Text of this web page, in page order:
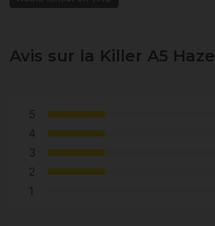
Avis sur la Killer A5 Haze
5
4
3
2
1